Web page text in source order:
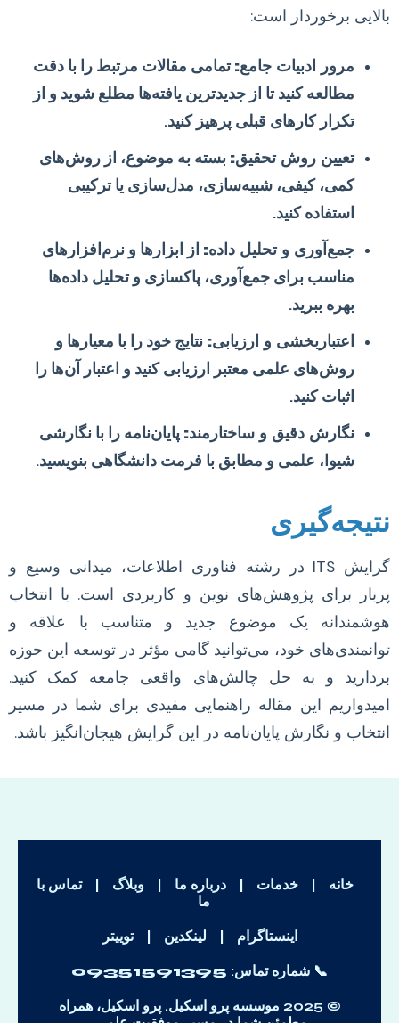
بالایی برخوردار است:
مرور ادبیات جامع: تمامی مقالات مرتبط را با دقت
مطالعه کنید تا از جدیدترین یافته‌ها مطلع شوید و از
تکرار کارهای قبلی پرهیز کنید.
تعیین روش تحقیق: بسته به موضوع، از روش‌های
کمی، کیفی، شبیه‌سازی، مدل‌سازی یا ترکیبی
استفاده کنید.
جمع‌آوری و تحلیل داده: از ابزارها و نرم‌افزارهای
مناسب برای جمع‌آوری، پاکسازی و تحلیل داده‌ها
بهره ببرید.
اعتباربخشی و ارزیابی: نتایج خود را با معیارها و
روش‌های علمی معتبر ارزیابی کنید و اعتبار آن‌ها را
اثبات کنید.
نگارش دقیق و ساختارمند: پایان‌نامه را با نگارشی
شیوا، علمی و مطابق با فرمت دانشگاهی بنویسید.
نتیجه‌گیری
گرایش ITS در رشته فناوری اطلاعات، میدانی وسیع و
پربار برای پژوهش‌های نوین و کاربردی است. با انتخاب
هوشمندانه یک موضوع جدید و متناسب با علاقه و
توانمندی‌های خود، می‌توانید گامی مؤثر در توسعه این حوزه
بردارید و به حل چالش‌های واقعی جامعه کمک کنید.
امیدواریم این مقاله راهنمایی مفیدی برای شما در مسیر
انتخاب و نگارش پایان‌نامه در این گرایش هیجان‌انگیز باشد.
خانه | خدمات | درباره ما | وبلاگ |
تماس با
ما
اینستاگرام | لینکدین | توییتر
📞 شماره تماس: 09351591395
© 2025 موسسه پرو اسکیل. پرو اسکیل، همراه